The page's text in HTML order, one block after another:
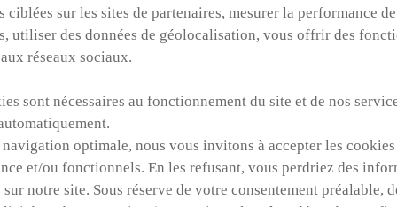
?
Quel est votre
Prix / Loyer
Ville
ciblées sur les sites de partenaires, mesurer la performance
utiliser des données de géolocalisation, vous offrir des
réseaux sociaux.
sont nécessaires au fonctionnement du site et de nos
navigation optimale, nous vous invitons à accepter les
et/ou fonctionnels. En les refusant, vous perdriez des
notre site. Sous réserve de votre consentement préalable,